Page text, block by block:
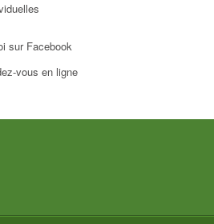
sur Facebook
vous en ligne